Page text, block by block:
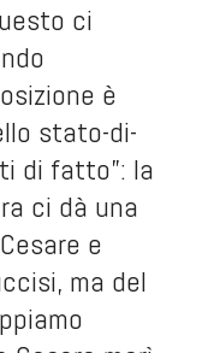
ci
è
stato-di-
di fatto”: la
ci dà una
e
ma del